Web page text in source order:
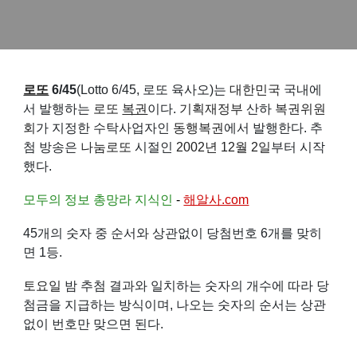
로또 6/45(Lotto 6/45, 로또 육사오)는대한민국 국내에
서 발행하는 로또 복권 이다. 기획재정부 산하 복권위원
회 가 지정한 수탁사업자인 동행복권 에서 발행한다. 추
첨 방송은 나눔로또 시절인 2002년 12월 2일부터 시작
했다.
모두의 정보 총망라 지식인 -해알사.com
45개의 숫자 중 순서와 상관없이 당첨번호 6개를 맞히
면 1등.
토요일 밤 추첨 결과와 일치하는 숫자의 개수에 따라 당
첨금을 지급하는 방식이며, 나오는 숫자의 순서는 상관
없이 번호만 맞으면 된다.